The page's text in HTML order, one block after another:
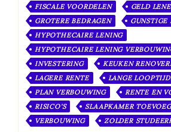
FISCALE VOORDELEN
GELD
GROTERE BEDRAGEN
GUNSTIGE
HYPOTHECAIRE LENING
HYPOTHECAIRE LENING
INVESTERING
KEUKEN
LAGERE RENTE
LANGE
PLAN VERBOUWING
RENTE EN
RISICO'S
SLAAPKAMER
VERBOUWING
ZOLDER